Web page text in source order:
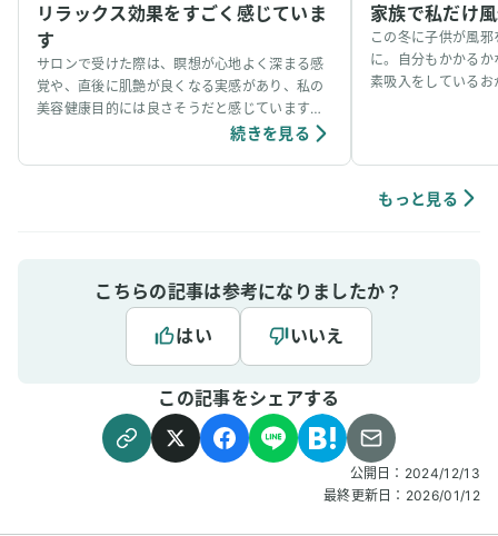
リラックス効果をすごく感じていま
す
サロンで受けた際は、瞑想が心地よく深まる感
覚や、直後に肌艶が良くなる実感があり、私の
美容健康目的には良さそうだと感じています。
個人の感想ではありますが、吸入中は、脳波が
続きを見る
家族で私だけ
この冬に子供が風
に。自分もかかる
素吸入をしている
もっと見る
こちらの記事は参考になりましたか？
はい
いいえ
この記事をシェアする
公開日： 2024/12/13
最終更新日： 2026/01/12